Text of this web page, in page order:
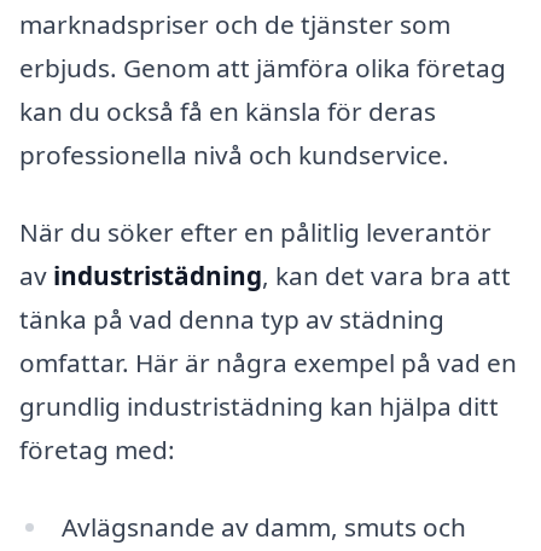
marknadspriser och de tjänster som
erbjuds. Genom att jämföra olika företag
kan du också få en känsla för deras
professionella nivå och kundservice.
När du söker efter en pålitlig leverantör
av industristädning, kan det vara bra att
tänka på vad denna typ av städning
omfattar. Här är några exempel på vad en
grundlig industristädning kan hjälpa ditt
företag med:
Avlägsnande av damm, smuts och